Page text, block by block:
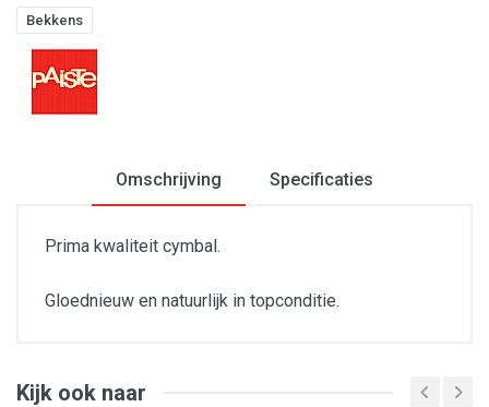
Bekkens
Omschrijving Specificaties
Prima kwaliteit cymbal.
Gloednieuw en natuurlijk in topconditie.
WEL EVEN POETSEN !
Kijk ook naar